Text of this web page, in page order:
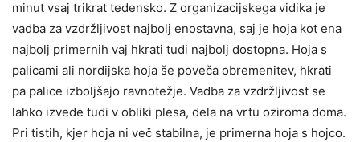
minut vsaj trikrat tedensko. Z organizacijskega vidika je
vadba za vzdržljivost najbolj enostavna, saj je hoja kot ena
najbolj primernih vaj hkrati tudi najbolj dostopna. Hoja s
palicami ali nordijska hoja še poveča obremenitev, hkrati
pa palice izboljšajo ravnotežje. Vadba za vzdržljivost se
lahko izvede tudi v obliki plesa, dela na vrtu oziroma doma.
Pri tistih, kjer hoja ni več stabilna, je primerna hoja s hojco.